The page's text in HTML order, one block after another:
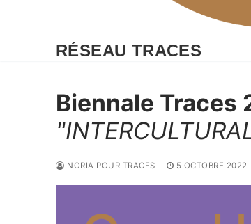
RÉSEAU TRACES
Biennale Traces
NORIA POUR TRACES 5 OCTOBRE 2022